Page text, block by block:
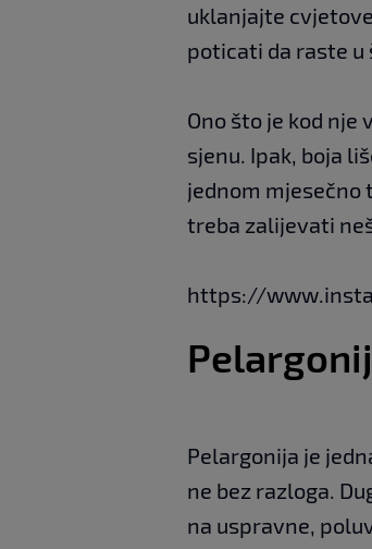
uklanjajte
poticati da raste u
Ono što je kod nje
sjenu. Ipak, boja
jednom mjesečno
treba zalijevati
https://
Pelargonija je
ne bez razloga.
na uspravne,